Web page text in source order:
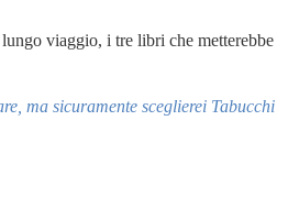
viaggio, i tre libri che metterebbe
ma sicuramente sceglierei Tabucchi